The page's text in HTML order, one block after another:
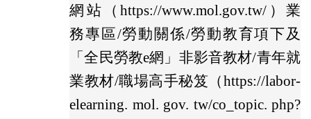
網站（https://www.mol.gov.tw/）業
務專區/勞動關係/勞動教育項下及
「全民勞教e網」非影音教材/青年就
業教材/職場高手秘笈（https://labor-
elearning. mol. gov. tw/co_topic. php?